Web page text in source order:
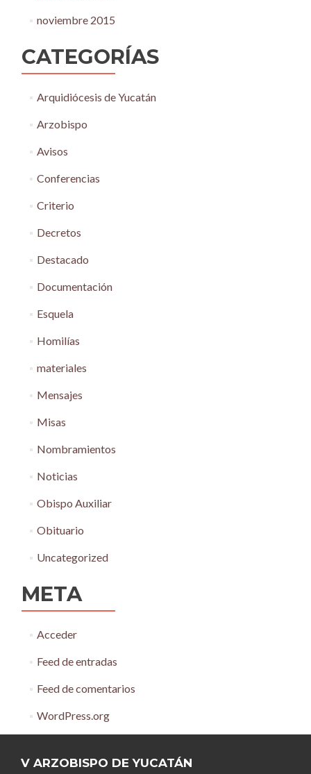
noviembre 2015
CATEGORÍAS
Arquidiócesis de Yucatán
Arzobispo
Avisos
Conferencias
Criterio
Decretos
Destacado
Documentación
Esquela
Homilías
materiales
Mensajes
Misas
Nombramientos
Noticias
Obispo Auxiliar
Obituario
Uncategorized
META
Acceder
Feed de entradas
Feed de comentarios
WordPress.org
V ARZOBISPO DE YUCATÁN